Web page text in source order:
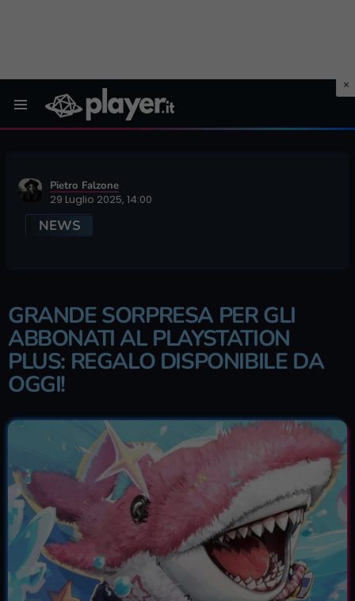
Pietro Falzone
29 Luglio 2025, 14:00
NEWS
GRANDE SORPRESA PER GLI
ABBONATI AL PLAYSTATION
PLUS: REGALO DISPONIBILE DA
OGGI!